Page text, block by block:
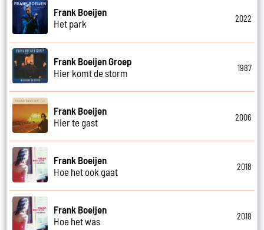
Frank Boeijen
Het park
2022
Frank Boeijen Groep
Hier komt de storm
1987
Frank Boeijen
Hier te gast
2006
Frank Boeijen
Hoe het ook gaat
2018
Frank Boeijen
Hoe het was
2018